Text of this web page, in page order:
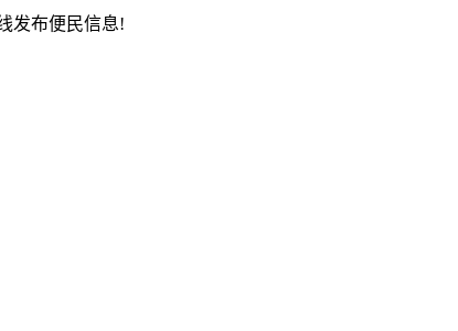
发布便民信息!